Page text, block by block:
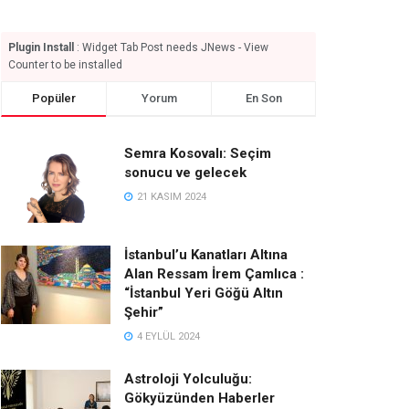
Plugin Install
: Widget Tab Post needs JNews - View
Counter to be installed
Popüler Yorum En Son
Semra Kosovalı: Seçim
sonucu ve gelecek
21 KASIM 2024
İstanbul’u Kanatları Altına
Alan Ressam İrem Çamlıca :
“İstanbul Yeri Göğü Altın
Şehir”
4 EYLÜL 2024
Astroloji Yolculuğu:
Gökyüzünden Haberler